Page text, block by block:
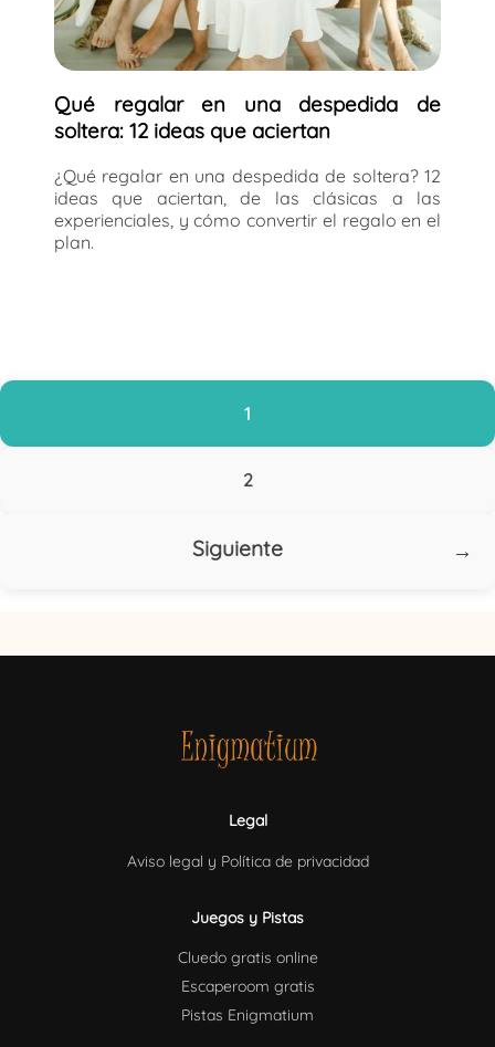
Qué regalar en una despedida de
soltera: 12 ideas que aciertan
¿Qué regalar en una despedida de soltera? 12
ideas que aciertan, de las clásicas a las
experienciales, y cómo convertir el regalo en el
plan.
1
2
Siguiente →
Legal
Aviso legal y Política de privacidad
Juegos y Pistas
Cluedo gratis online
Escaperoom gratis
Pistas Enigmatium